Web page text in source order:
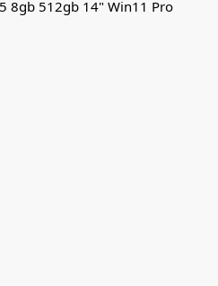
8gb 512gb 14" Win11 Pro